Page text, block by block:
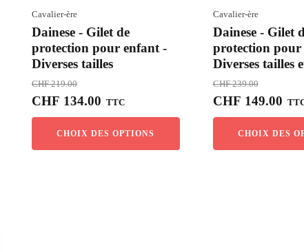
Cavalier-ère
Dainese - Gilet de
protection pour enfant -
Diverses tailles
CHF219.00
Le
prix
initial
était :
CHF 134.00 Le
prix
actuel
est :
TTC
CHOIX DES OPTIONS
Cavalier-ère
Dainese - Gilet
protection pour
Diverses tailles
CHF239.00
Le
prix
initial
était :
CHF 149.00Le
prix
est :
CHOIX DES